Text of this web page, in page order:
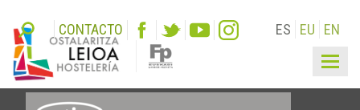
CONTACTO ES EU EN